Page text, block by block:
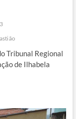
Tribunal Regional
de Ilhabela